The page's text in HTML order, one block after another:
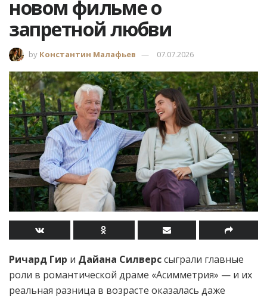
новом фильме о
запретной любви
by Константин Малафьев 07.07.2026
Ричард Гир и Дайана Силверссыграли главные
роли в романтической драме «Асимметрия» — и их
реальная разница в возрасте оказалась даже